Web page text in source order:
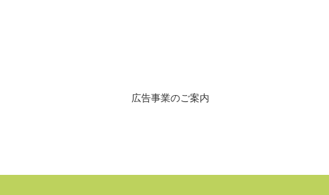
広告事業のご案内